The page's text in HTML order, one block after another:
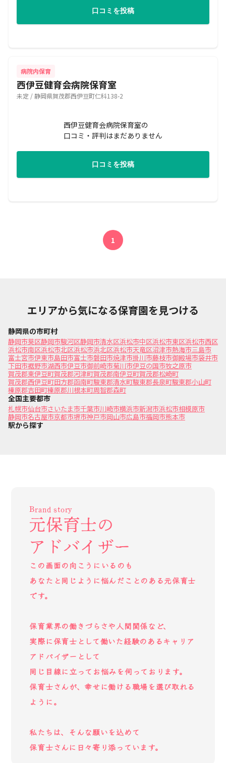
口コミを投稿
病院内保育
西伊豆健育会病院保育室
未定 / 静岡県賀茂郡西伊豆町仁科138-2
西伊豆健育会病院保育室の
口コミ・評判はまだありません
口コミを投稿
1
エリアから気になる保育園を見つける
静岡県の市町村
静岡市葵区静岡市駿河区静岡市清水区浜松市中区浜松市東区浜松市西区
浜松市南区浜松市北区浜松市浜北区浜松市天竜区沼津市熱海市三島市
富士宮市伊東市島田市富士市磐田市焼津市掛川市藤枝市御殿場市袋井市
下田市裾野市湖西市伊豆市御前崎市菊川市伊豆の国市牧之原市
賀茂郡東伊豆町賀茂郡河津町賀茂郡南伊豆町賀茂郡松崎町
賀茂郡西伊豆町田方郡函南町駿東郡清水町駿東郡長泉町駿東郡小山町
榛原郡吉田町榛原郡川根本町周智郡森町
全国主要都市
札幌市仙台市さいたま市千葉市川崎市横浜市新潟市浜松市相模原市
静岡市名古屋市京都市堺市神戸市岡山市広島市福岡市熊本市
駅から探す
Brand story
元保育士の
アドバイザー
この画面の向こうにいるのも
あなたと同じように悩んだことのある元保育士
です。
保育業界の働きづらさや人間関係など、
実際に保育士として働いた経験のあるキャリア
アドバイザーとして
同じ目線に立ってお悩みを伺っております。
保育士さんが、幸せに働ける職場を選び取れる
ように。
私たちは、そんな願いを込めて
保育士さんに日々寄り添っています。